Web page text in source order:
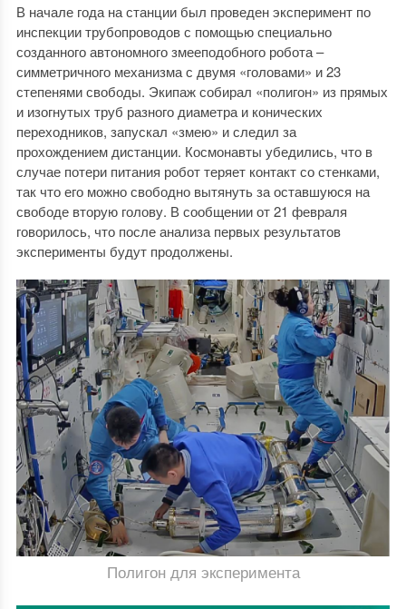
В начале года на станции был проведен эксперимент по
инспекции трубопроводов с помощью специально
созданного автономного змееподобного робота –
симметричного механизма с двумя «головами» и 23
степенями свободы. Экипаж собирал «полигон» из прямых
и изогнутых труб разного диаметра и конических
переходников, запускал «змею» и следил за
прохождением дистанции. Космонавты убедились, что в
случае потери питания робот теряет контакт со стенками,
так что его можно свободно вытянуть за оставшуюся на
свободе вторую голову. В сообщении от 21 февраля
говорилось, что после анализа первых результатов
эксперименты будут продолжены.
Полигон для эксперимента